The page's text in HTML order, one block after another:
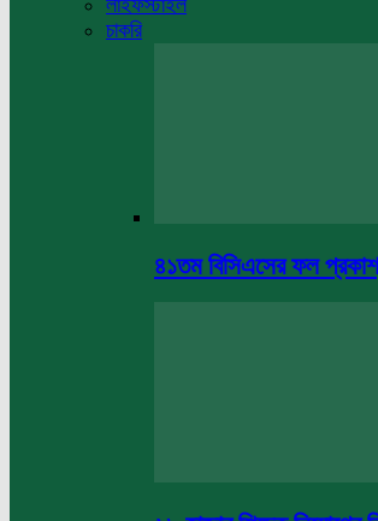
চাকরি
৪১তম বিসিএসের ফল